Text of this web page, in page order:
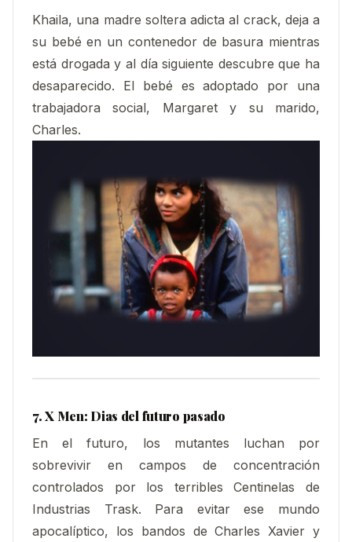
Khaila, una madre soltera adicta al crack, deja a
su bebé en un contenedor de basura mientras
está drogada y al día siguiente descubre que ha
desaparecido. El bebé es adoptado por una
trabajadora social, Margaret y su marido,
Charles.
7. X Men: Dias del futuro pasado
En el futuro, los mutantes luchan por
sobrevivir en campos de concentración
controlados por los terribles Centinelas de
Industrias Trask. Para evitar ese mundo
apocalíptico, los bandos de Charles Xavier y